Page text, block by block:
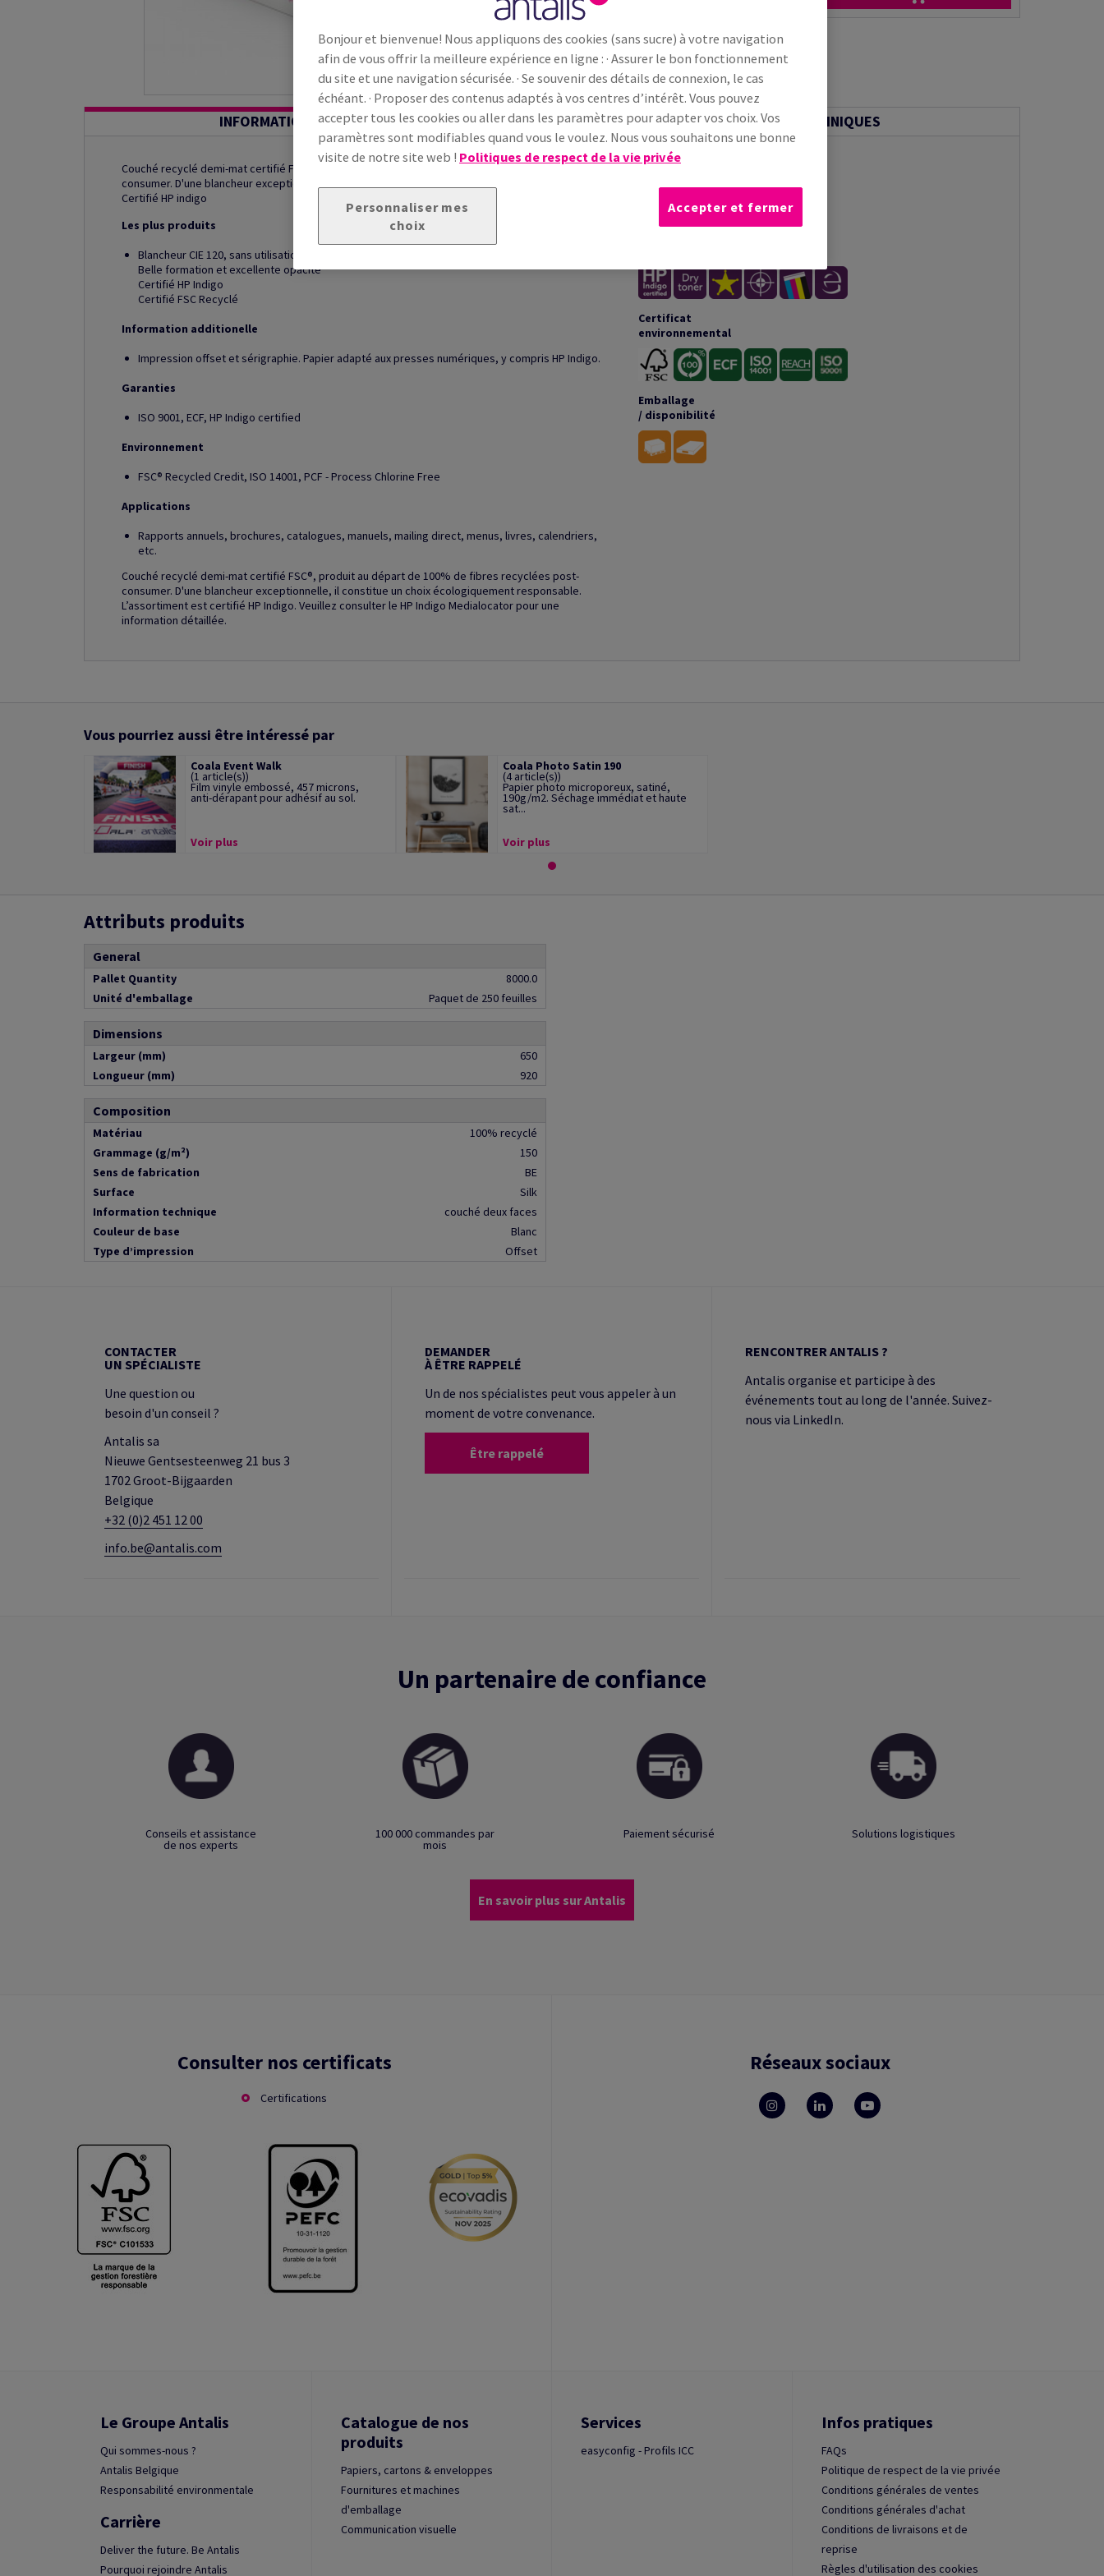
INFORMATION ADDITIONNELLE INFORMATIONS TECHNIQUES
Couché recyclé demi-mat certifié FSC®, produit au départ de 100% de fibres recyclées post-
consumer. D'une blancheur exceptionnelle, il constitue un choix écologiquement responsable.
Certifié HP indigo
Les plus produits
Blancheur CIE 120, sans utilisation d’azurants optiques (OBA)
Belle formation et excellente opacité
Certifié HP Indigo
Certifié FSC Recyclé
Information additionelle
Impression offset et sérigraphie. Papier adapté aux presses numériques, y compris HP Indigo.
Garanties
ISO 9001, ECF, HP Indigo certified
Environnement
FSC® Recycled Credit, ISO 14001, PCF - Process Chlorine Free
Applications
Rapports annuels, brochures, catalogues, manuels, mailing direct, menus, livres, calendriers,
etc.
Couché recyclé demi-mat certifié FSC®, produit au départ de 100% de fibres recyclées post-
consumer. D'une blancheur exceptionnelle, il constitue un choix écologiquement responsable.
L’assortiment est certifié HP Indigo. Veuillez consulter le HP Indigo Medialocator pour une
information détaillée.
Garanties
Certificat
environnemental
Emballage
/ disponibilité
Vous pourriez aussi être intéressé par
Coala Event Walk
(1 article(s))
Film vinyle embossé, 457 microns,
anti-dérapant pour adhésif au sol.
Voir plus
Coala Photo Satin 190
(4 article(s))
Papier photo microporeux, satiné,
190g/m2. Séchage immédiat et haute
sat...
Voir plus
Attributs produits
General
Pallet Quantity
8000.0
Unité d'emballage
Paquet de 250 feuilles
Dimensions
Largeur (mm)
650
Longueur (mm)
920
Composition
Matériau
100% recyclé
Grammage (g/m²)
150
Sens de fabrication
BE
Surface
Silk
Information technique
couché deux faces
Couleur de base
Blanc
Type d’impression
Offset
CONTACTER
UN SPÉCIALISTE
Une question ou
besoin d'un conseil ?
Antalis sa
Nieuwe Gentsesteenweg 21 bus 3
1702 Groot-Bijgaarden
Belgique
+32 (0)2 451 12 00
info.be@antalis.com
DEMANDER
À ÊTRE RAPPELÉ
Un de nos spécialistes peut vous appeler à un
moment de votre convenance.
Être rappelé
RENCONTRER ANTALIS ?
Antalis organise et participe à des
événements tout au long de l'année. Suivez-
nous via LinkedIn.
Un partenaire de confiance
Conseils et assistance
de nos experts
100 000 commandes par
mois
Paiement sécurisé Solutions logistiques
En savoir plus sur Antalis
Consulter nos certificats
Certifications
Réseaux sociaux
Le Groupe Antalis
Qui sommes-nous ?
Antalis Belgique
Responsabilité environmentale
Carrière
Deliver the future. Be Antalis
Pourquoi rejoindre Antalis
Catalogue de nos
produits
Papiers, cartons & enveloppes
Fournitures et machines
d'emballage
Communication visuelle
Services
easyconfig - Profils ICC
Infos pratiques
FAQs
Politique de respect de la vie privée
Conditions générales de ventes
Conditions générales d'achat
Conditions de livraisons et de
reprise
Règles d'utilisation des cookies
Bonjour et bienvenue! Nous appliquons des cookies (sans sucre) à votre navigation
afin de vous offrir la meilleure expérience en ligne : · Assurer le bon fonctionnement
du site et une navigation sécurisée. · Se souvenir des détails de connexion, le cas
échéant. · Proposer des contenus adaptés à vos centres d’intérêt. Vous pouvez
accepter tous les cookies ou aller dans les paramètres pour adapter vos choix. Vos
paramètres sont modifiables quand vous le voulez. Nous vous souhaitons une bonne
visite de notre site web ! Politiques de respect de la vie privée
Personnaliser mes
choix
Accepter et fermer